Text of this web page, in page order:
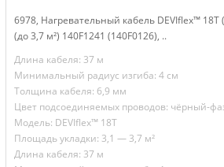
6978, Нагревательный кабель DEVIflex™ 18T
(до 3,7 м²) 140F1241 (140F0126), ..
Длина кабеля: 37 м
Минимальный радиус изгиба: 4 см
Толщина кабеля: 6,9 мм
Модель: DEVIflex™ 18T
Площадь укладки: 3,1 — 3,7 м²
Длина кабеля: 37 м